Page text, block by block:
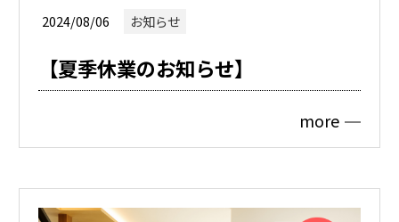
2024/08/06 お知らせ
【夏季休業のお知らせ】
more